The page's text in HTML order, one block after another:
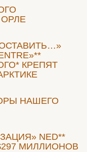
КРЕПЯТ
НАШЕГО
NED**
МИЛЛИОНОВ